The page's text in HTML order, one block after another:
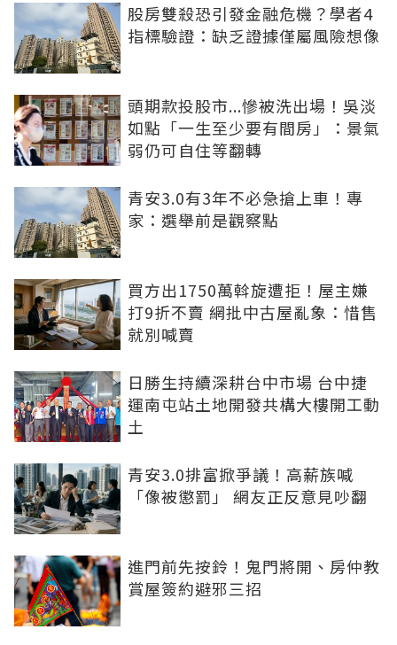
股房雙殺恐引發金融危機？學者4
指標驗證：缺乏證據僅屬風險想像
頭期款投股市...慘被洗出場！吳淡
如點「一生至少要有間房」：景氣
弱仍可自住等翻轉
青安3.0有3年不必急搶上車！專
家：選舉前是觀察點
買方出1750萬斡旋遭拒！屋主嫌
打9折不賣 網批中古屋亂象：惜售
就別喊賣
日勝生持續深耕台中市場 台中捷
運南屯站土地開發共構大樓開工動
土
青安3.0排富掀爭議！高薪族喊
「像被懲罰」 網友正反意見吵翻
進門前先按鈴！鬼門將開、房仲教
賞屋簽約避邪三招